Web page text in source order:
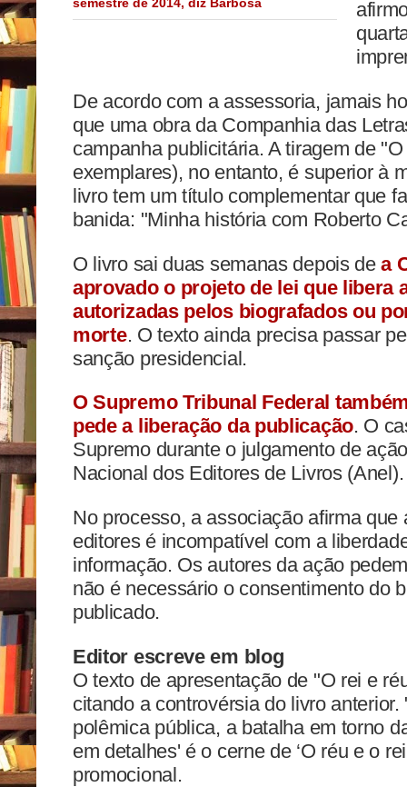
semestre de 2014, diz Barbosa
De acordo com a assessoria, jamais
que uma obra da Companhia das
campanha publicitária. A tiragem de
exemplares), no entanto, é superior à
livro tem um título complementar que
banida: "Minha história com Roberto
O livro sai duas semanas depois dea
aprovado o projeto de lei que libera
autorizadas pelos biografados ou
morte. O texto ainda precisa passar
sanção presidencial.
O Supremo Tribunal Federal
pede a liberação da publicação. O
Supremo durante o julgamento de
Nacional dos Editores de Livros (Anel).
No processo, a associação afirma
editores é incompatível com a
informação. Os autores da ação
não é necessário o consentimento do
publicado.
Editor escreve em blog
O texto de apresentação de "O rei e
citando a controvérsia do livro
polêmica pública, a batalha em torno
em detalhes' é o cerne de ‘O réu e o
promocional.